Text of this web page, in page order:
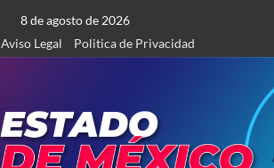
8 de agosto de 2026
Aviso Legal Politica de Privacidad